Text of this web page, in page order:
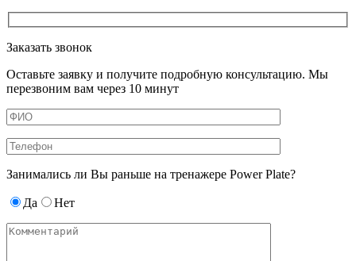
Заказать звонок
Оставьте заявку и получите подробную консультацию. Мы
перезвоним вам через 10 минут
Занимались ли Вы раньше на тренажере Power Plate?
Да Нет